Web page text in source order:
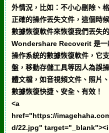
外情況，比如：不小心刪除、
正確的操作丟失文件，這個時
數據恢復軟件來恢復我們丟失
Wondershare Recoverit 是
操作系統的數據恢復軟件，它
盤，移動存儲工具等因人為誤
體文檔，如音視頻文件、照片
數據恢復快捷、安全、有效！
<a
href="https://
d/22.jpg"